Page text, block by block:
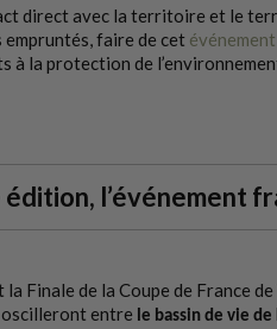
direct avec la territoire et le
faire de cet événement
à la protection de
édition, l’événement
Finale de la Coupe de France
entre le bassin de vie de